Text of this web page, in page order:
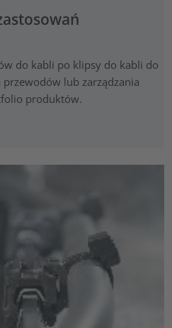
do kabli po klipsy do kabli do
lub zarządzania
produktów.